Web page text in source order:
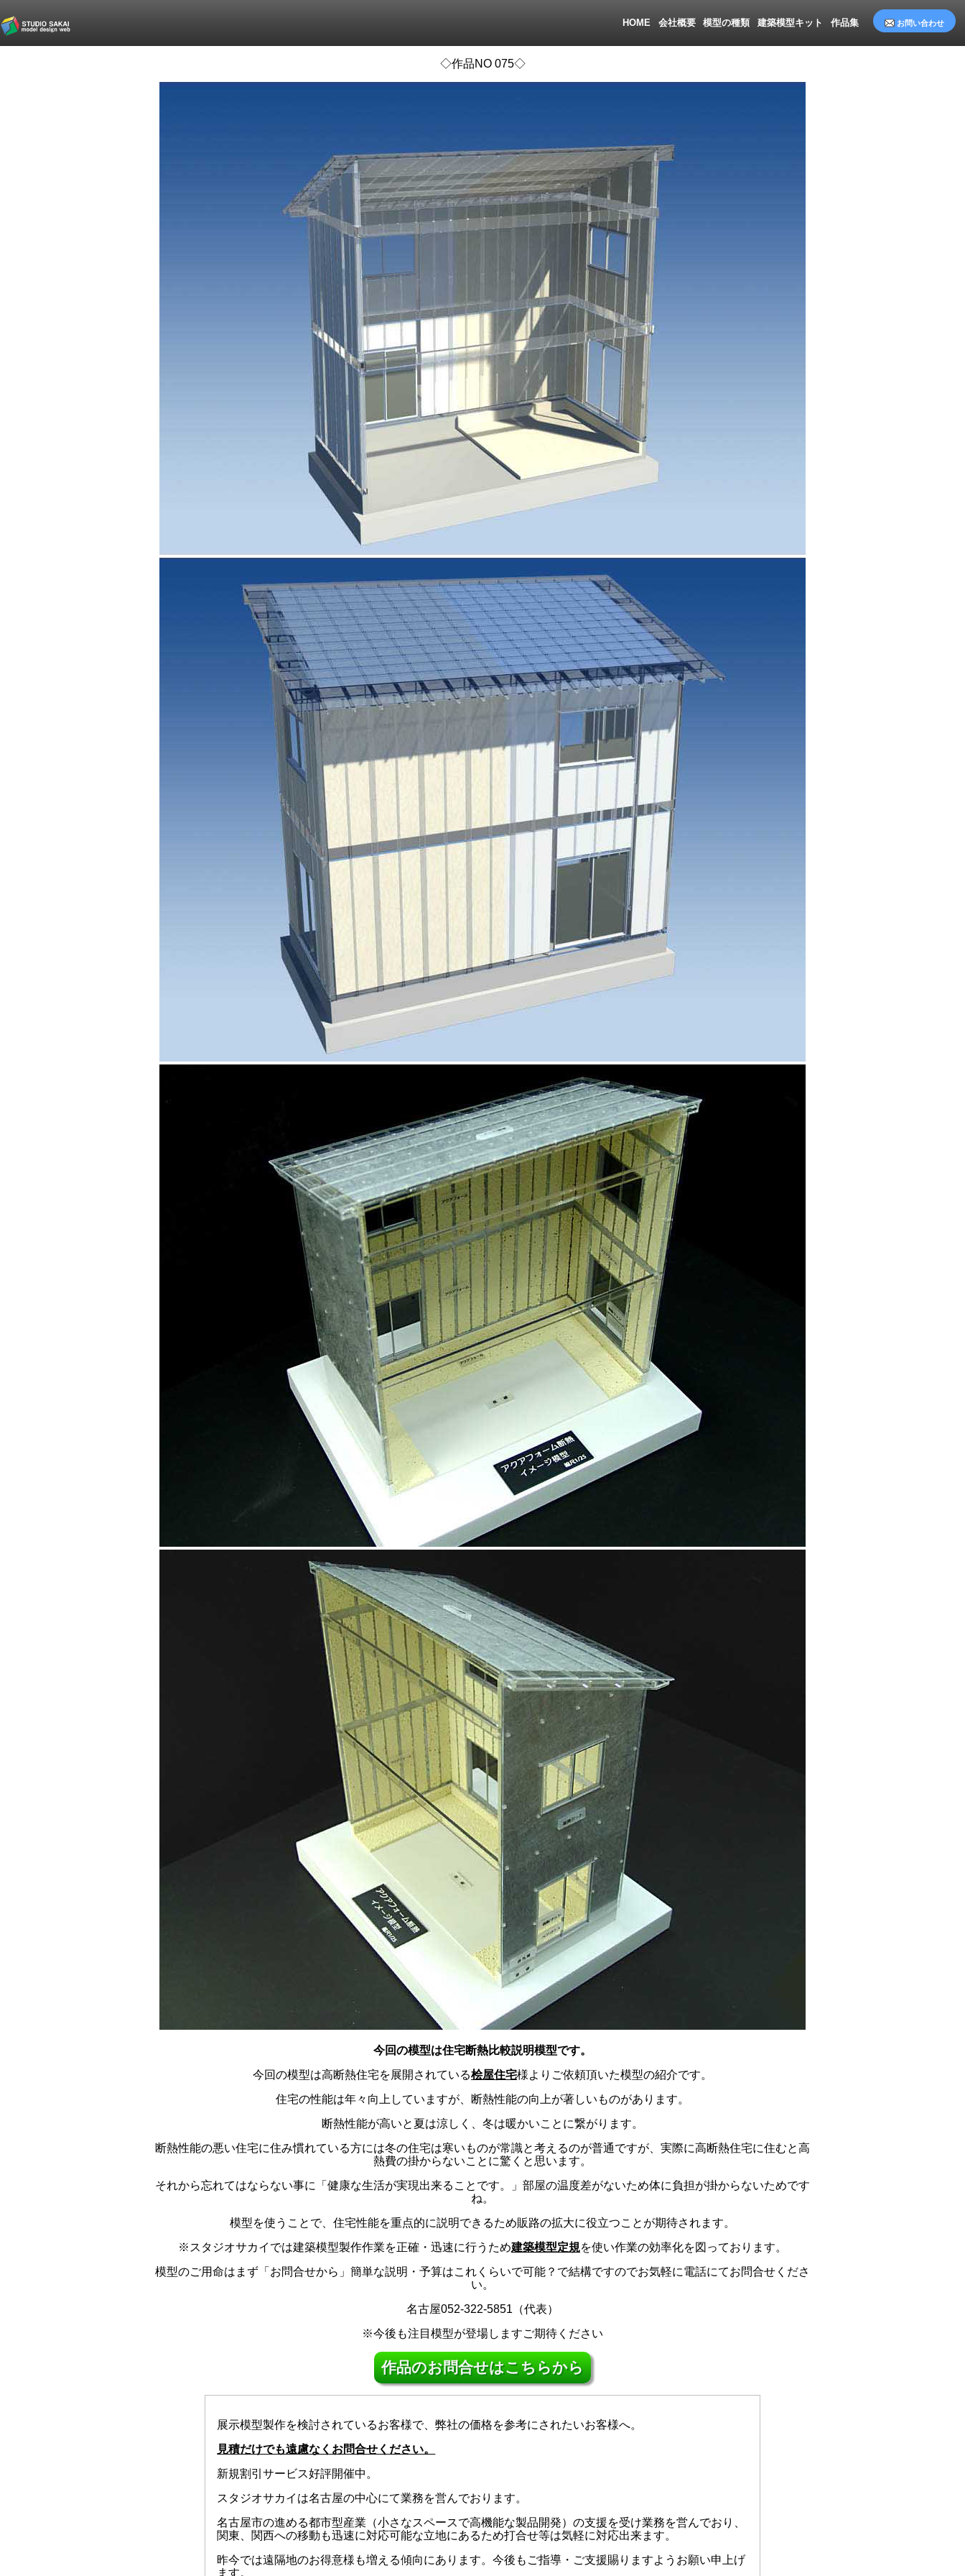
HOME 会社概要 模型の種類 建築模型キット 作品集 お問い合わせ
◇作品NO 075◇
今回の模型は住宅断熱比較説明模型です。
今回の模型は高断熱住宅を展開されている桧屋住宅様よりご依頼頂いた模型の紹介です。
住宅の性能は年々向上していますが、断熱性能の向上が著しいものがあります。
断熱性能が高いと夏は涼しく、冬は暖かいことに繋がります。
断熱性能の悪い住宅に住み慣れている方には冬の住宅は寒いものが常識と考えるのが普通ですが、実際に高断熱住宅に住むと高
熱費の掛からないことに驚くと思います。
それから忘れてはならない事に「健康な生活が実現出来ることです。」部屋の温度差がないため体に負担が掛からないためです
ね。
模型を使うことで、住宅性能を重点的に説明できるため販路の拡大に役立つことが期待されます。
※スタジオサカイでは建築模型製作作業を正確・迅速に行うため建築模型定規を使い作業の効率化を図っております。
模型のご用命はまず「お問合せから」簡単な説明・予算はこれくらいで可能？で結構ですのでお気軽に電話にてお問合せくださ
い。
名古屋052-322-5851（代表）
※今後も注目模型が登場しますご期待ください
作品のお問合せはこちらから
展示模型製作を検討されているお客様で、弊社の価格を参考にされたいお客様へ。
見積だけでも遠慮なくお問合せください。
新規割引サービス好評開催中。
スタジオサカイは名古屋の中心にて業務を営んでおります。
名古屋市の進める都市型産業（小さなスペースで高機能な製品開発）の支援を受け業務を営んでおり、
関東、関西への移動も迅速に対応可能な立地にあるため打合せ等は気軽に対応出来ます。
昨今では遠隔地のお得意様も増える傾向にあります。今後もご指導・ご支援賜りますようお願い申上げ
ます。